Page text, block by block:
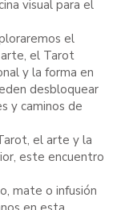
visual para el
el
el Tarot
y la forma en
desbloquear
y caminos de
el arte y la
este encuentro
mate o infusión